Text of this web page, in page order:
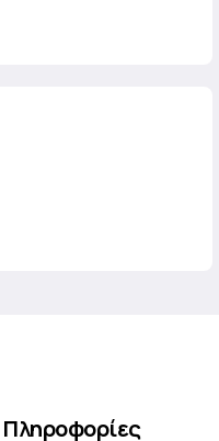
Πληροφορίες